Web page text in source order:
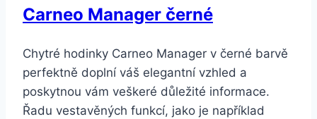
Carneo Manager černé
Chytré hodinky Carneo Manager v černé barvě
perfektně doplní váš elegantní vzhled a
poskytnou vám veškeré důležité informace.
Řadu vestavěných funkcí, jako je například